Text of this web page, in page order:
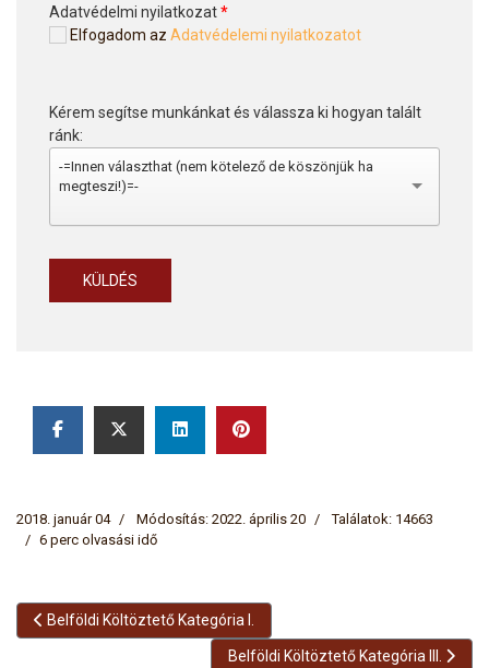
Adatvédelmi nyilatkozat*
Elfogadom az Adatvédelemi nyilatkozatot
Kérem segítse munkánkat és válassza ki hogyan talált
ránk:
-=Innen választhat (nem kötelező de köszönjük ha
megteszi!)=-
KÜLDÉS
2018. január 04 Módosítás: 2022. április 20
Találatok: 14663
6 perc olvasási idő
Előző cikk: Belföldi Költöztető Kategória I.
Belföldi Költöztető Kategória I.
Következő cikk: Belföldi Költöztető
Belföldi Költöztető Kategória III.